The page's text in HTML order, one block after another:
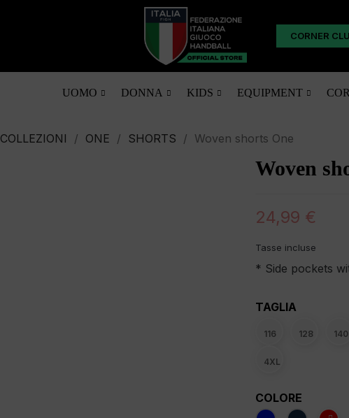
CORNER
UOMO DONNA KIDS EQUIPMENT
COLLEZIONI ONE SHORTS Woven shorts One
Woven
24,99 €
Tasse incluse
* Side pockets
TAGLIA
116 128 140
4XL
COLORE